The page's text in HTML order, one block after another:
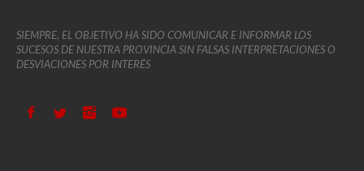
SIEMPRE, EL OBJETIVO HA SIDO COMUNICAR E INFORMAR LOS
SUCESOS DE NUESTRA PROVINCIA SIN FALSAS INTERPRETACIONES O
DESVIACIONES POR INTERÉS